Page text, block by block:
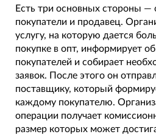
Есть три основных стороны —
покупатели и продавец.
услугу, на которую дается
покупке в опт, информирует
покупателей и собирает
заявок. После этого он
поставщику, который
каждому покупателю.
операции получает
размер которых может